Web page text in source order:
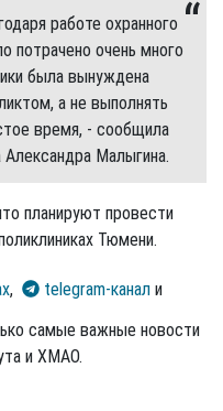
работе охранного
потрачено очень много
была вынуждена
а не выполнять
время, - сообщила
Малыгина.
планируют провести
Тюмени.
, telegram-канал и
самые важные новости
и ХМАО.